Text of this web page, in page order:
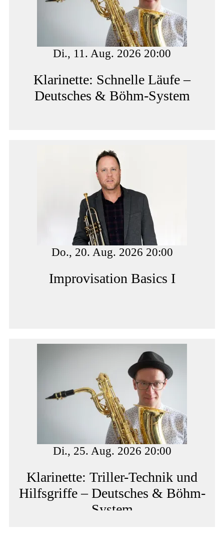
Di., 11. Aug. 2026 20:00
Klarinette: Schnelle Läufe –
Deutsches & Böhm-System
Do., 20. Aug. 2026 20:00
Improvisation Basics I
Di., 25. Aug. 2026 20:00
Klarinette: Triller-Technik und
Hilfsgriffe – Deutsches & Böhm-
System